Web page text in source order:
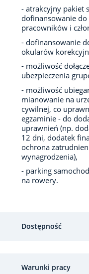
- atrakcyjny pakiet
dofinansowanie
pracowników i
- dofinansowanie
okularów
- możliwość
ubezpieczenia
- możliwość
mianowanie na
cywilnej, co
egzaminie - do
uprawnień (np.
12 dni, dodatek
ochrona
wynagrodzenia),
- parking
na rowery.
Dostępność
Warunki pracy